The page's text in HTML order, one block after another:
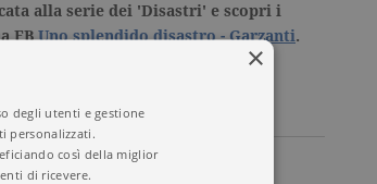
alla serie dei 'Disastri' e scopri i
FBUno splendido disastro - Garzanti.
×
degli utenti e gestione
personalizzati.
così della miglior
di ricevere.